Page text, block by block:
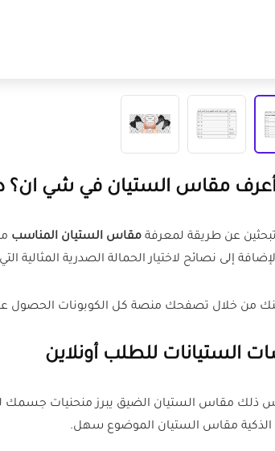
مقاس الستيان في شي ان؟
عن طريقة لمعرفة مقاس الستيان المناسب
إلى نصائح لاختيار الحمالة الصدرية
من خلال تصفحك منصة كل الكوبونات الحصول
الستيانات للطلب أونلاين
ذلك مقاس الستيان الضيق يبرز منحنيات جسمك
الذكية مقاس الستيان الموضوع سهل.